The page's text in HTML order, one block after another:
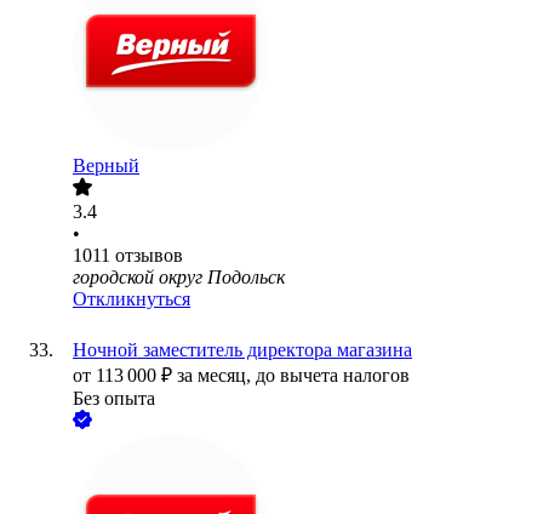
Верный
3.4
•
1011 отзывов
городской округ Подольск
Откликнуться
Ночной заместитель директора магазина
от 113 000 ₽ за месяц, до вычета налогов
Без опыта